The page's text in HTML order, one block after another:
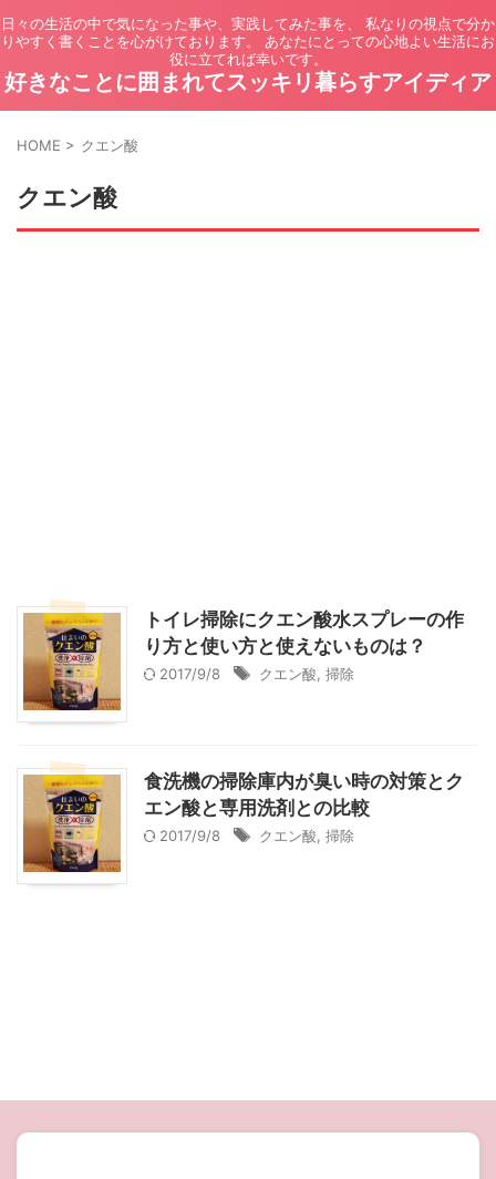
日々の生活の中で気になった事や、実践してみた事を、 私なりの視点で分か
りやすく書くことを心がけております。 あなたにとっての心地よい生活にお
役に立てれば幸いです。
好きなことに囲まれてスッキリ暮らすアイディア
HOME > クエン酸
クエン酸
トイレ掃除にクエン酸水スプレーの作
り方と使い方と使えないものは？
2017/9/8 クエン酸 掃除
食洗機の掃除庫内が臭い時の対策とク
エン酸と専用洗剤との比較
2017/9/8 クエン酸 掃除